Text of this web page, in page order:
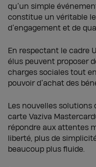
qu’un simple
constitue un véritable
d’engagement et de
En respectant le cadre
élus peuvent proposer
charges sociales tout
pouvoir d’achat des
Les nouvelles solutions
carte Vaziva
répondre aux attentes
liberté, plus de
beaucoup plus fluide.